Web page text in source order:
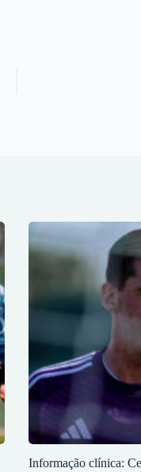
Informação clínica: